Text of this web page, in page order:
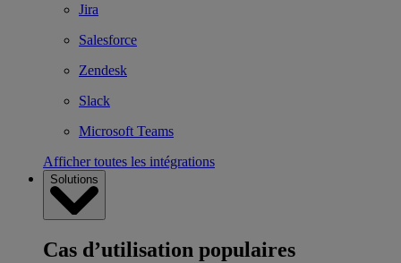
Jira
Salesforce
Zendesk
Slack
Microsoft Teams
Afficher toutes les intégrations
Solutions
Cas d’utilisation populaires